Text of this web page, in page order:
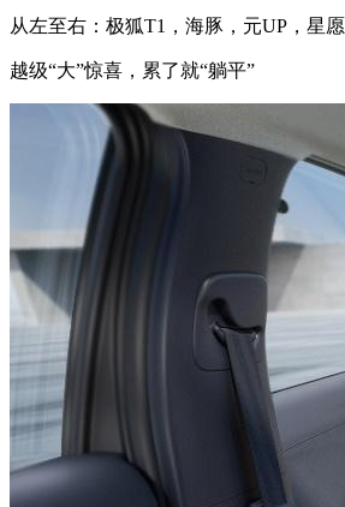
从左至右：极狐T1，海豚，元UP，星愿
越级“大”惊喜，累了就“躺平”